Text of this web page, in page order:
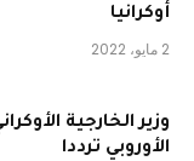
أوكرانيا
2 مايو، 2022
وزير الخارجية
الأوروبي ترددا